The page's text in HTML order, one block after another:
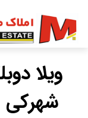
ویلا
شهرکی 330 متری چمستان